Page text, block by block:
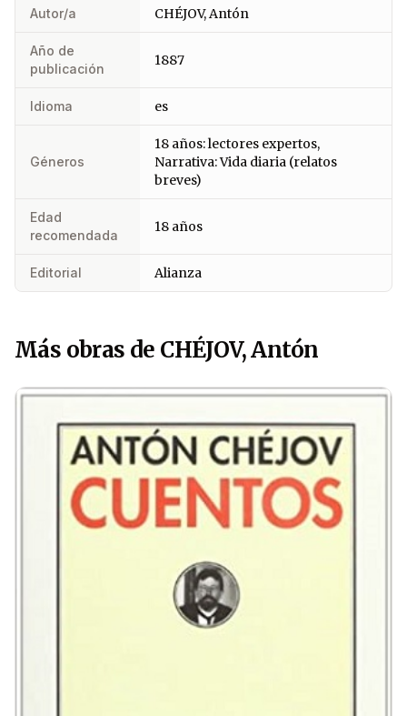
Autor/a CHÉJOV, Antón
Año de
publicación
1887
Idioma es
Géneros
18 años: lectores expertos,
Narrativa: Vida diaria (relatos
breves)
Edad
recomendada
18 años
Editorial Alianza
Más obras de CHÉJOV, Antón